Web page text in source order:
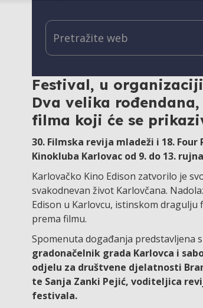
Pripremite se za
Festival, u
Dva velika
filma koji će se
30. Filmska revija mladeži i 18.
Kinokluba Karlovac od 9. do 13.
Karlovačko Kino Edison zatvorilo je
svakodnevan život Karlovčana.
Edison u Karlovcu, istinskom
prema filmu.
Spomenuta događanja predstavljena
gradonačelnik grada Karlovca i
odjelu za društvene djelatnosti
te Sanja Zanki Pejić, voditeljica
festivala.